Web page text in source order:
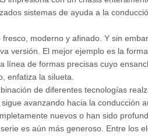
sistemas de ayuda a la
moderno y afinado. Y sin
versión. El mejor ejemplo es la
línea de formas precisas cuyo
enfatiza la silueta.
de diferentes tecnologías
avanzando hacia la conducción
nuevos o han sido
es aún más generoso. Entre los